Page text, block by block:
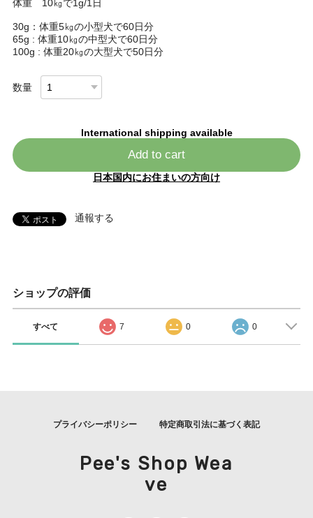
体重 10㎏で1g/1日
30g：体重5㎏の小型犬で60日分
65g : 体重10㎏の中型犬で60日分
100g : 体重20㎏の大型犬で50日分
数量
International shipping available
Add to cart
日本国内にお住まいの方向け
通報する
ショップの評価
すべて 7 0 0
プライバシーポリシー 特定商取引法に基づく表記
Pee's Shop Wea
ve